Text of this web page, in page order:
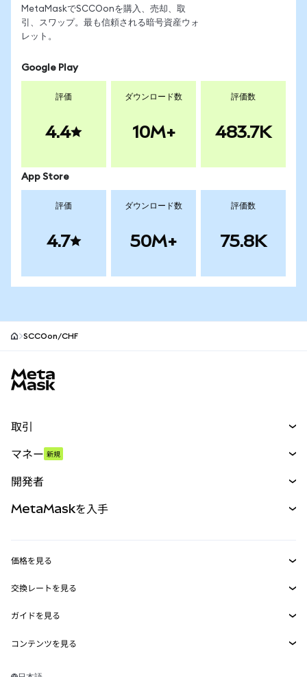
MetaMaskでSCCOonを購入、売却、取
引、スワップ。最も信頼される暗号資産ウォ
レット。
Google Play
評価
4.4
ダウンロード数
10M+
評価数
483.7K
App Store
評価
4.7
ダウンロード数
50M+
評価数
75.8K
SCCOon/CHF
取引
パーペチュアル
RWA
マネー 新規
開発者
MetaMask Connect
Snaps
Web3サービス
MetaMaskを入手
セキュリティ
サポート
キャリア
価格を見る
イーサリアムの価格
Solanaの価格
交換レートを見る
ETH→USD
USDT→INR
ガイドを見る
ETHの購入
コンテンツを見る